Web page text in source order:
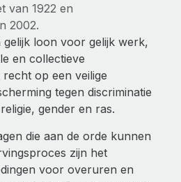
van
voor
IT-middelen
zijn team met 120%
Weaviate bouwt open source,
van 1922 en
2002.
gelijk loon voor gelijk werk,
en collectieve
op een veilige
tegen discriminatie
gender en ras.
die aan de orde kunnen
zijn het
voor overuren en